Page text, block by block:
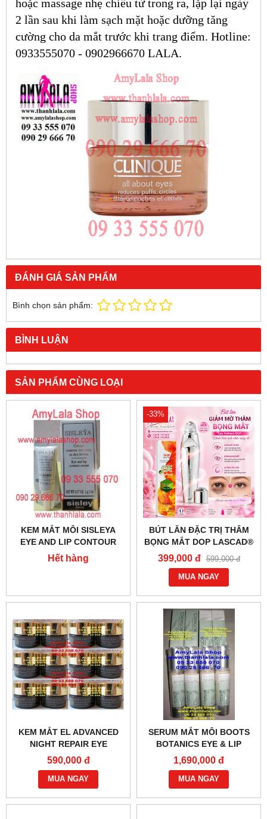
hoặc massage nhẹ chiều từ trong ra, lặp lại ngày
2 lần sau khi làm sạch mặt hoặc dưỡng tăng
cường cho da mắt trước khi trang điểm. Hotline:
0933555070 - 0902966670 LALA.
ĐÁNH GIÁ SẢN PHẨM
Bình chọn sản phẩm:
BÌNH LUẬN
SẢN PHẨM CÙNG LOẠI
KEM MẮT MÔI SISLEYA
EYE AND LIP CONTOUR
CREAM 2ML - 0902966670 -
0933555070
Hết hàng
-33%
BÚT LĂN ĐẶC TRỊ THÂM
BỌNG MẮT DOP LASCAD®
EYE REFRESH (20ML) -
0858193968 - 0944193968
399,000 đ 599,000 đ
MUA NGAY
KEM MẮT EL ADVANCED
NIGHT REPAIR EYE
SYNCHRONIZED COMPLEX
5ML - 0902966670 -
0933555070
590,000 đ
MUA NGAY
SERUM MẮT MÔI BOOTS
BOTANICS EYE & LIP
CORRECTION SERUM
15ML (MADE IN USA) -
0933555070 :
1,690,000 đ
MUA NGAY